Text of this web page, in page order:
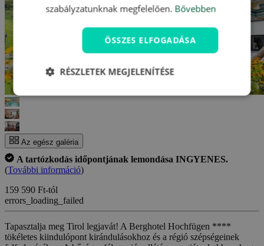
Az egész galéria
A tartózkodás időpontjának lemondása INGYENES.
(További információ)
159 590 Ft-tól
errors_loading_failed
Tapasztalja meg Tirol legjavát! A Berghotel Hochfügen ****
tökéletes kiindulópont kirándulásokhoz és a régió szépségeinek
szabályzatunknak megfelelően. Bővebben
ÖSSZES ELFOGADÁSA
RÉSZLETEK MEGJELENÍTÉSE